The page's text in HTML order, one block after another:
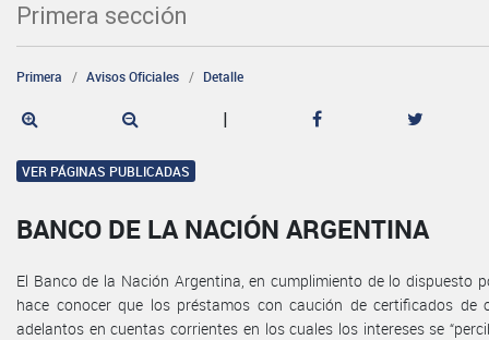
Primera sección
Primera Avisos Oficiales Detalle
|
VER PÁGINAS PUBLICADAS
BANCO DE LA NACIÓN ARGENTINA
El Banco de la Nación Argentina, en cumplimiento de lo dispuesto
hace conocer que los préstamos con caución de certificados
adelantos en cuentas corrientes en los cuales los intereses se